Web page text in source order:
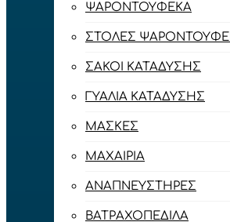
ΨΑΡΟΝΤΟΎΦΕΚΑ
ΣΤΟΛΈΣ
ΣΆΚΟΙ ΚΑΤΆΔΥΣΗΣ
ΓΥΑΛΙΆ ΚΑΤΆΔΥΣΗΣ
ΜΆΣΚΕΣ
ΜΑΧΑΊΡΙΑ
ΑΝΑΠΝΕΥΣΤΉΡΕΣ
ΒΑΤΡΑΧΟΠΈΔΙΛΑ